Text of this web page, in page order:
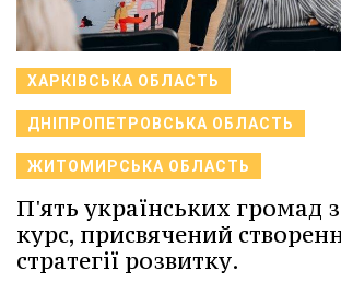
ХАРКІВСЬКА ОБЛАСТЬ
ДНІПРОПЕТРОВСЬКА ОБЛАСТЬ
ЖИТОМИРСЬКА ОБЛАСТЬ
П'ять українських громад
курс, присвячений
стратегії розвитку.